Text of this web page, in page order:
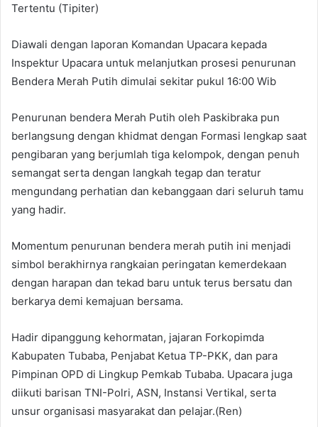
Tertentu (Tipiter)
Diawali dengan laporan Komandan Upacara kepada
Inspektur Upacara untuk melanjutkan prosesi penurunan
Bendera Merah Putih dimulai sekitar pukul 16:00 Wib
Penurunan bendera Merah Putih oleh Paskibraka pun
berlangsung dengan khidmat dengan Formasi lengkap saat
pengibaran yang berjumlah tiga kelompok, dengan penuh
semangat serta dengan langkah tegap dan teratur
mengundang perhatian dan kebanggaan dari seluruh tamu
yang hadir.
Momentum penurunan bendera merah putih ini menjadi
simbol berakhirnya rangkaian peringatan kemerdekaan
dengan harapan dan tekad baru untuk terus bersatu dan
berkarya demi kemajuan bersama.
Hadir dipanggung kehormatan, jajaran Forkopimda
Kabupaten Tubaba, Penjabat Ketua TP-PKK, dan para
Pimpinan OPD di Lingkup Pemkab Tubaba. Upacara juga
diikuti barisan TNI-Polri, ASN, Instansi Vertikal, serta
unsur organisasi masyarakat dan pelajar.(Ren)